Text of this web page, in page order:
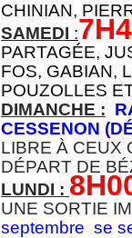
CHINIAN,
SAMEDI :
PARTAGÉE,
FOS, GABIAN,
POUZOLLES
DIMANCHE :
CESSENON
LIBRE À CEUX
DÉPART DE
LUNDI :
UNE SORTIE
septembre se